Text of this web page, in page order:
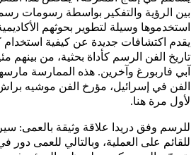
بين الرؤية والتفكير بواسطة رسومات
استخدموها وسيلة لتطوير بحوثهم
يقدم اكتشافات جديدة عن كيفية استخدام
تاريخ الفن الرسم كأداة بحثية، من بينهم
آبي فاربورغ وآخرين. هذه الممارسة
الفن في إسرائيل، مؤرخ الفن موشيه
لأول مرة هنا.
للرسم وفق دريدا علاقة وثيقة بالعمى:
للقائم على العملية، وبالتالي للعمى